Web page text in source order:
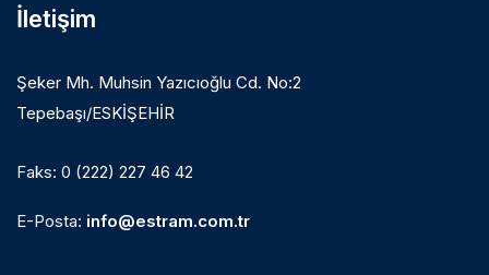
İletişim
Şeker Mh. Muhsin Yazıcıoğlu Cd. No:2
Tepebaşı/ESKİŞEHİR
Faks: 0 (222) 227 46 42
E-Posta: info@estram.com.tr